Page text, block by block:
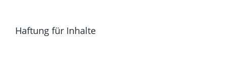
Haftung für Inhalte